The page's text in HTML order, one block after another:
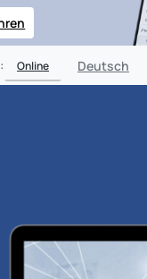
Online Deutsch